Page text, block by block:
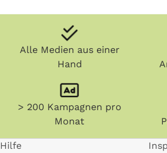
Alle Medien aus einer
Hand
> 200 Kampagnen pro
Monat
Hilfe